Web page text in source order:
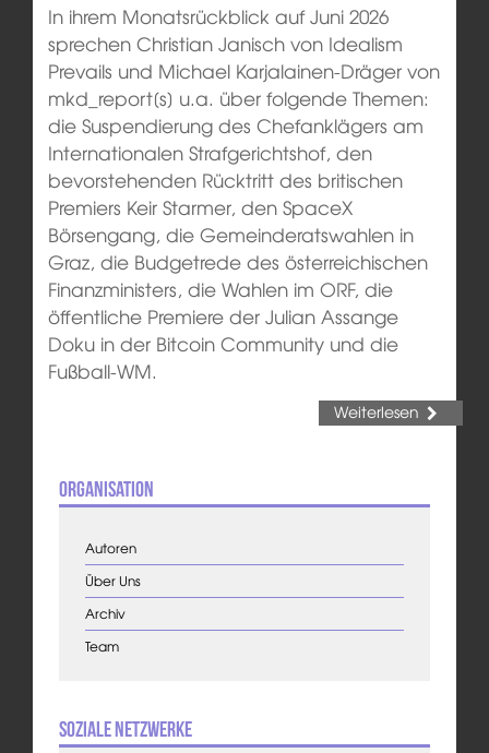
In ihrem Monatsrückblick auf Juni 2026
sprechen Christian Janisch von Idealism
Prevails und Michael Karjalainen-Dräger von
mkd_report[s] u.a. über folgende Themen:
die Suspendierung des Chefanklägers am
Internationalen Strafgerichtshof, den
bevorstehenden Rücktritt des britischen
Premiers Keir Starmer, den SpaceX
Börsengang, die Gemeinderatswahlen in
Graz, die Budgetrede des österreichischen
Finanzministers, die Wahlen im ORF, die
öffentliche Premiere der Julian Assange
Doku in der Bitcoin Community und die
Fußball-WM.
Weiterlesen
Organisation
Autoren
Über Uns
Archiv
Team
Soziale Netzwerke